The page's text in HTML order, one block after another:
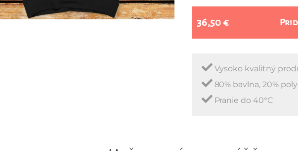
36,50 €
Vysoko kvalitný
80% bavlna, 20%
Pranie do 40°C